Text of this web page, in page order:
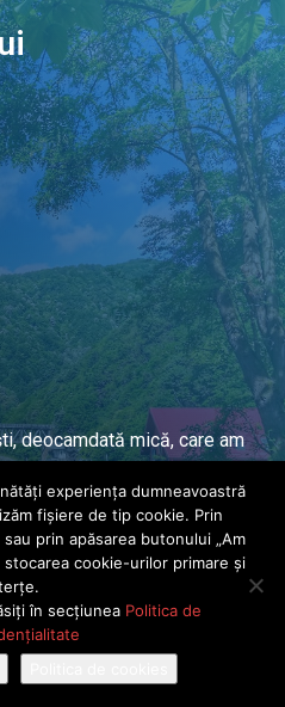
deocamdată mică, care am
rezervate · Dezvoltat de
Media FX
experiența dumneavoastră
fișiere de tip cookie. Prin
prin apăsarea butonului „Am
cookie-urilor primare și
în secțiunea Politica de